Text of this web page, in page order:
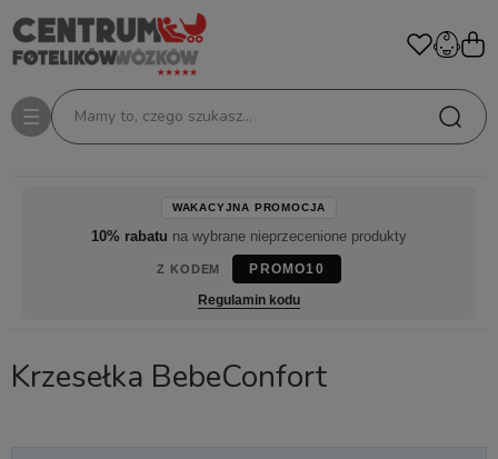
Mamy to, czego szukasz...
WAKACYJNA PROMOCJA
10% rabatu na wybrane nieprzecenione produkty
Z KODEM
PROMO10
Regulamin kodu
Krzesełka BebeConfort